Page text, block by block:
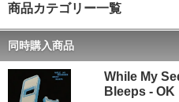
商品カテゴリー一覧
同時購入商品
While My
Bleeps - OK